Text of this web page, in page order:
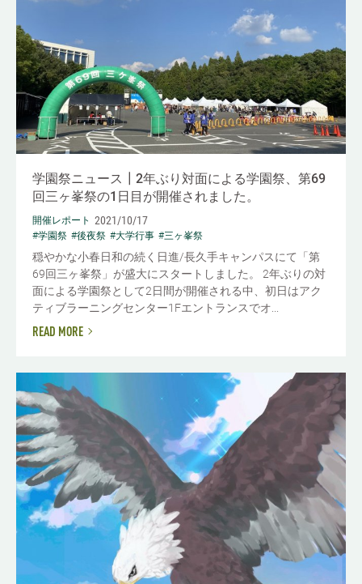
学園祭ニュース┃2年ぶり対面による学園祭、第69
回三ヶ峯祭の1日目が開催されました。
開催レポート 2021/10/17
#学園祭 #後夜祭 #大学行事 #三ヶ峯祭
穏やかな小春日和の続く日進/長久手キャンパスにて「第
69回三ヶ峯祭」が盛大にスタートしました。 2年ぶりの対
面による学園祭として2日間が開催される中、初日はアク
ティブラーニングセンター1Fエントランスでオ...
READ MORE